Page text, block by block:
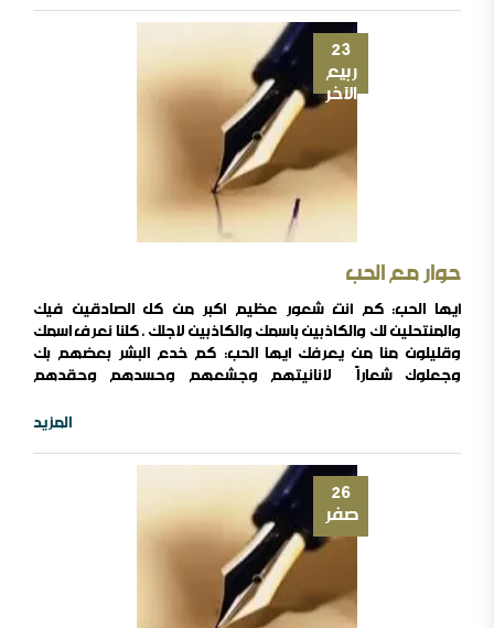
23
ربيع
الآخر
حوار مع الحب
أيها الحب: كم أنت شعور عظيم أكبر من كل الصادقين فيك
والمنتحلين لك والكاذبين باسمك والكاذبين لأجلك ، كلنا نعرف اسمك
وقليلون منا من يعرفك أيها الحب: كم خدع البشر بعضهم بك
وجعلوك شعاراً لأنانيتهم وجشعهم وحسدهم وحقدهم
أنت أيها الحب : أتدري كم من البشر يقتتلون وكم منهم يسرقون
عقيرته : إنه يفعل ذلك من ..
المزيد
26
صفر